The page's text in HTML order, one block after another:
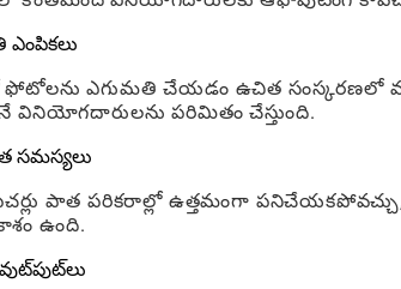
ఎంపికలు
ఫోటోలను ఎగుమతి చేయడం ఉచిత సంస్కరణలో
వినియోగదారులను పరిమితం చేస్తుంది.
సమస్యలు
పాత పరికరాల్లో ఉత్తమంగా
ఉంది.